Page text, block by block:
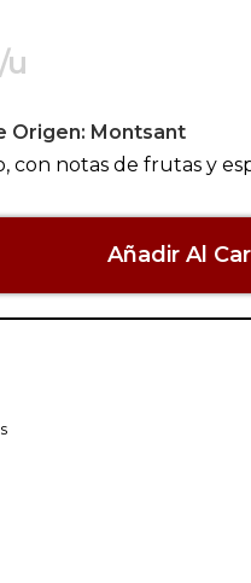
u
Origen: Montsant
con notas de frutas y
Añadir Al